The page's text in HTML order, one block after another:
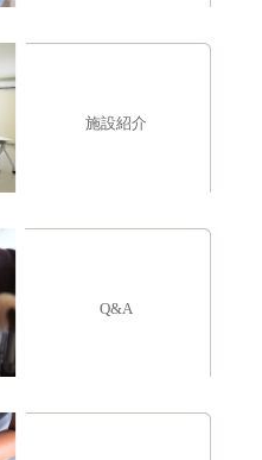
施設紹介
Q&A